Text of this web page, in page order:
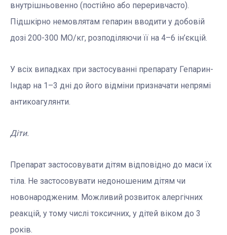
внутрішньовенно (постійно або переривчасто).
Підшкірно немовлятам гепарин вводити у добовій
дозі 200-300 МО/кг, розподіляючи її на 4–6 ін’єкцій.
У всіх випадках при застосуванні препарату Гепарин-
Індар на 1–3 дні до його відміни призначати непрямі
антикоагулянти.
Діти.
Препарат застосовувати дітям відповідно до маси їх
тіла. Не застосовувати недоношеним дітям чи
новонародженим. Можливий розвиток алергічних
реакцій, у тому числі токсичних, у дітей віком до 3
років.